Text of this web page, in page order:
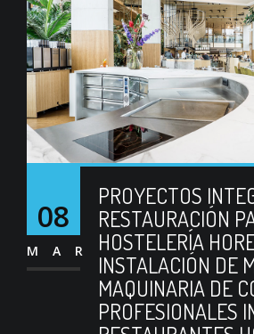
08
MAR
PROYECTOS
RESTAURACIÓN
HOSTELERÍA
INSTALACIÓN DE
MAQUINARIA DE
PROFESIONALES